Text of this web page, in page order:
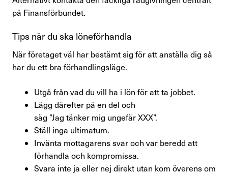
på Finansförbundet.
Tips när du ska löneförhandla
När företaget väl har bestämt sig för att anställa dig så
har du ett bra förhandlingsläge.
Utgå från vad du vill ha i lön för att ta jobbet.
Lägg därefter på en del och
säg ”Jag tänker mig ungefär XXX”.
Ställ inga ultimatum.
Invänta mottagarens svaroch var beredd att
förhandla och kompromissa.
Svara inte ja eller nej direkt utan kom överens om